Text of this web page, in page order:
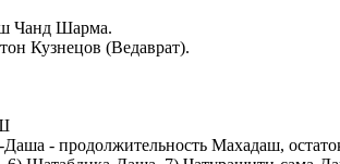
Чанд Шарма.
Кузнецов (Ведаврат).
- продолжительность Махадаш,